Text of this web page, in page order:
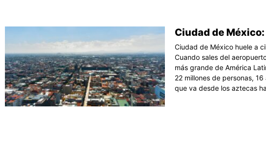
Ciudad de
Ciudad de México huele a
Cuando sales del
más grande de América
22 millones de personas,
que va desde los aztecas